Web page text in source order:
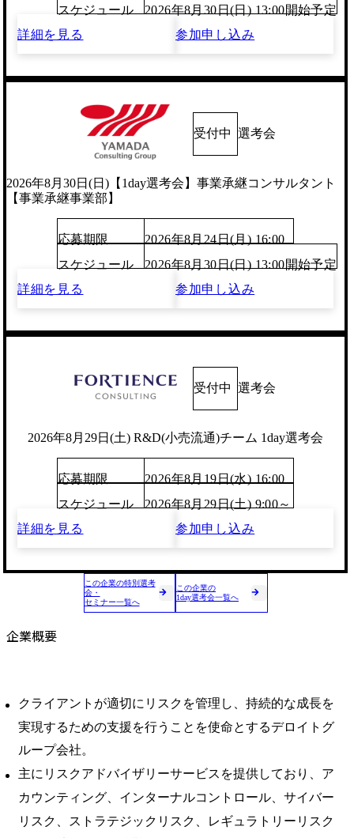
スケジュール
2026年8月30日(日) 13:00開始予定
詳細を見る
参加申し込み
受付中 選考会
2026年8月30日(日)【1day選考会】事業承継コンサルタント
【事業承継事業部】
応募期限
2026年8月24日(月) 16:00
スケジュール
2026年8月30日(日) 13:00開始予定
詳細を見る
参加申し込み
受付中 選考会
2026年8月29日(土) R&D(小売流通)チーム 1day選考会
応募期限
2026年8月19日(水) 16:00
スケジュール
2026年8月29日(土) 9:00～
詳細を見る
参加申し込み
この企業の特別選考
会・
セミナー一覧へ
この企業の
1day選考会一覧へ
企業概要
クライアントが適切にリスクを管理し、持続的な成長を
実現するための支援を行うことを使命とするデロイトグ
ループ会社。
主にリスクアドバイザリーサービスを提供しており、ア
カウンティング、インターナルコントロール、サイバー
リスク、ストラテジックリスク、レギュラトリーリスク